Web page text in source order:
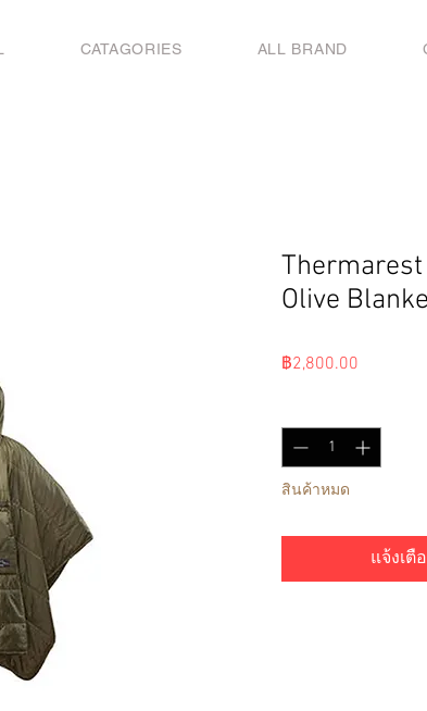
CATAGORIES ALL BRAND
Thermarest
Olive
฿2,800.00
สินค้าหมด
แจ้งเตื